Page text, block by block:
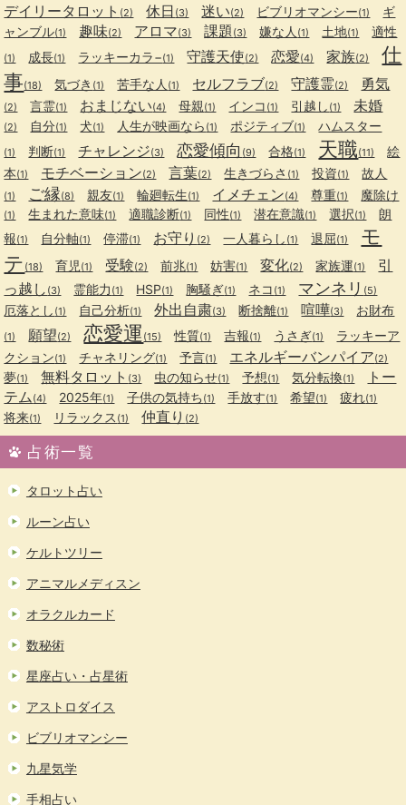
デイリータロット (2) 休日 (3) 迷い(2) ビブリオマンシー(1)
ギ
ャンブル(1) 趣味(2) アロマ(3) 課題 (3) 嫌な人 (1) 土地(1) 適性
(1) 成長(1) ラッキーカラ−(1) 守護天使(2) 恋愛(4) 家族(2)
仕
事(18) 気づき (1) 苦手な人 (1) セルフラブ(2) 守護霊(2) 勇気
(2) 言霊(1) おまじない(4) 母親(1) インコ (1) 引越し (1) 未婚
(2) 自分(1) 犬(1) 人生が映画なら (1) ポジティブ(1) ハムスター
(1) 判断(1) チャレンジ(3) 恋愛傾向 (9) 合格(1) 天職(11)
絵
本(1) モチベーション(2) 言葉(2) 生きづらさ (1) 投資(1) 故人
(1) ご縁(8) 親友(1) 輪廻転生(1) イメチェン(4) 尊重(1) 魔除け
(1) 生まれた意味(1) 適職診断(1) 同性(1) 潜在意識(1) 選択(1)
朗
報(1) 自分軸(1) 停滞(1) お守り (2) 一人暮らし (1) 退屈(1)
モ
テ (18) 育児 (1) 受験(2) 前兆(1) 妨害(1) 変化(2) 家族運(1)
引
っ越し (3) 霊能力 (1) HSP(1) 胸騒ぎ(1) ネコ (1) マンネリ (5)
厄落とし (1) 自己分析(1) 外出自粛(3) 断捨離(1) 喧嘩(3) お財布
(1) 願望(2) 恋愛運 (15) 性質(1) 吉報(1) うさぎ(1)
ラッキーア
クション(1) チャネリング(1) 予言(1) エネルギーバンパイア(2)
夢(1) 無料タロット (3) 虫の知らせ(1) 予想(1) 気分転換(1)
トー
テム (4) 2025年(1) 子供の気持ち(1) 手放す(1) 希望(1) 疲れ(1)
将来(1) リラックス (1) 仲直り (2)
占術一覧
タロット占い
ルーン占い
ケルトツリー
アニマルメディスン
オラクルカード
数秘術
星座占い・占星術
アストロダイス
ビブリオマンシー
九星気学
手相占い